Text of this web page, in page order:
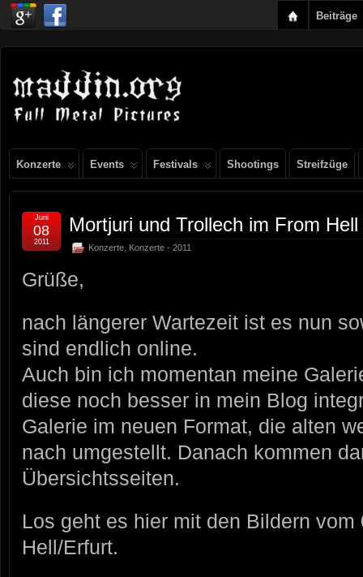
Beiträge
Konzerte Events Festivals Shootings Streifzüge
Mortjuri und Trollech im From Hell
Konzerte Konzerte - 2011
Juni
08
2011
Grüße,
nach längerer Wartezeit ist es nun
sind endlich online.
Auch bin ich momentan meine
diese noch besser in mein Blog
Galerie im neuen Format, die alten
nach umgestellt. Danach kommen
Übersichtsseiten.
Los geht es hier mit den Bildern
Hell/Erfurt.